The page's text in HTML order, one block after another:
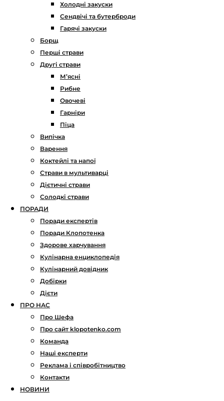
Холодні закуски
Сендвічі та бутерброди
Гарячі закуски
Борщ
Перші страви
Другі страви
М’ясні
Рибне
Овочеві
Гарніри
Піца
Випічка
Варення
Коктейлі та напої
Страви в мультиварці
Дієтичні страви
Солодкі страви
ПОРАДИ
Поради експертів
Поради Клопотенка
Здорове харчування
Кулінарна енциклопедія
Кулінарний довідник
Добірки
Дієти
ПРО НАС
Про Шефа
Про сайт klopotenko.com
Команда
Наші експерти
Реклама і співробітництво
Контакти
НОВИНИ